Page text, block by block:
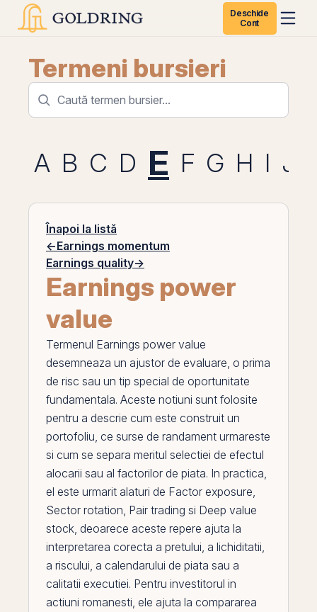
Deschide
Cont
Termeni bursieri
A B C D E F G H I J
Înapoi la listă
←Earnings momentum
Earnings quality→
Earnings power
value
Termenul Earnings power value
desemneaza un ajustor de evaluare, o prima
de risc sau un tip special de oportunitate
fundamentala. Aceste notiuni sunt folosite
pentru a descrie cum este construit un
portofoliu, ce surse de randament urmareste
si cum se separa meritul selectiei de efectul
alocarii sau al factorilor de piata. In practica,
el este urmarit alaturi de Factor exposure,
Sector rotation, Pair trading si Deep value
stock, deoarece aceste repere ajuta la
interpretarea corecta a pretului, a lichiditatii,
a riscului, a calendarului de piata sau a
calitatii executiei. Pentru investitorul in
actiuni romanesti, ele ajuta la compararea